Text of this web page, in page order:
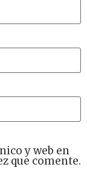
y web en
que comente.